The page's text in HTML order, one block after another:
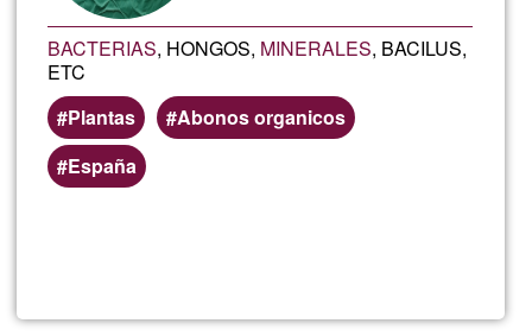
BACTERIAS, HONGOS, MINERALES, BACILUS,
ETC
Plantas
Abonos organicos
España